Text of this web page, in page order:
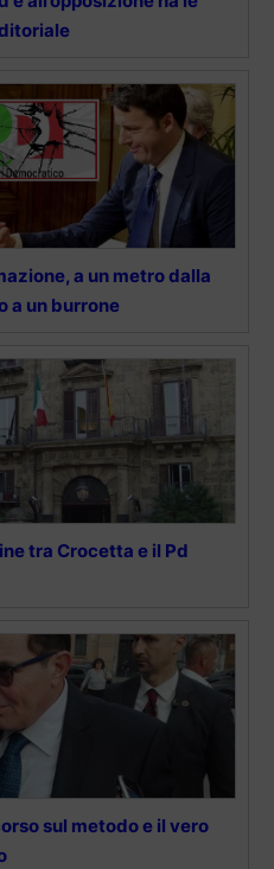
a un metro dalla
a un burrone
tra Crocetta e il Pd
sul metodo e il vero